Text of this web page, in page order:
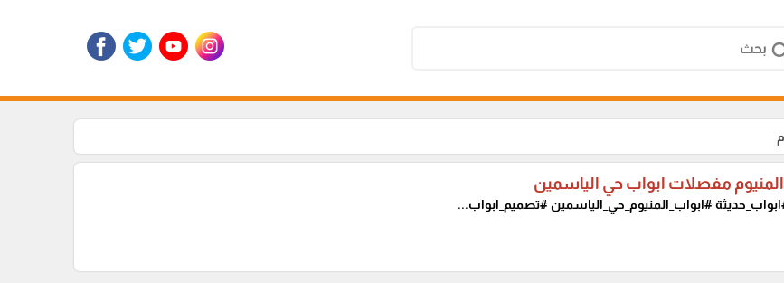
مفصلات ابواب حي الياسمين
#ابواب_المنيوم_حي_الياسمين #تصميم_ابواب...